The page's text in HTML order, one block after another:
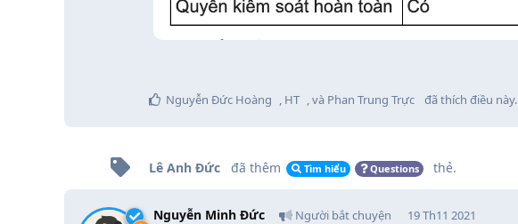
Nguyễn Đức Hoàng , HT , và Phan Trung Trực đã thích điều này.
Lê Anh Đức đã thêm Tìm hiểu Questions thẻ.
Nguyễn Minh Đức Người bắt chuyện 19 Th11 2021